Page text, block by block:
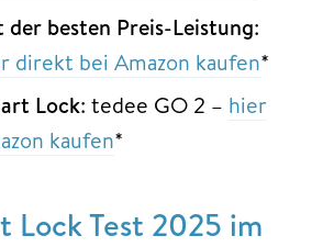
der besten Preis-Leistung:
direkt bei Amazon kaufen*
Lock: tedee GO 2 – hier
kaufen*
Lock Test 2025 im